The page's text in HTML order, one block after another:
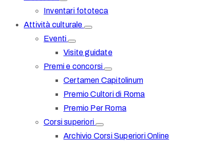
Inventari fototeca
Attività culturale
Eventi
Visite guidate
Premi e concorsi
Certamen Capitolinum
Premio Cultori di Roma
Premio Per Roma
Corsi superiori
Archivio Corsi Superiori Online